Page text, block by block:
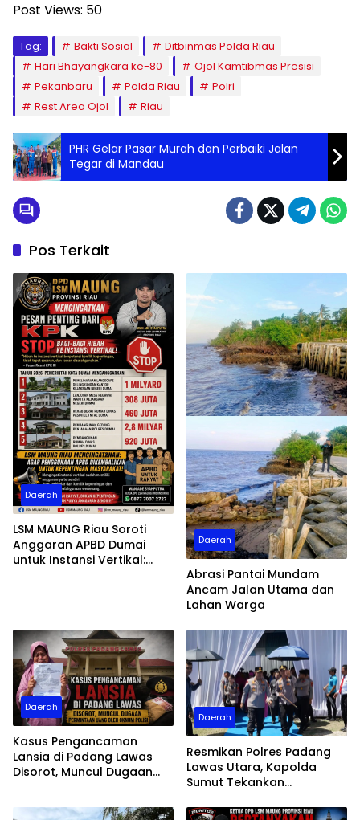
Post Views: 50
Tag: Bakti Sosial
Ditbinmas Polda Riau
Hari Bhayangkara ke-80
Ojol Kamtibmas Presisi
Pekanbaru
Polda Riau
Polri
Rest Area Ojol
Riau
PHR Gelar Pasar Murah dan Perbaiki Jalan
Tegar di Mandau
Pos Terkait
Daerah
LSM MAUNG Riau Soroti
Anggaran APBD Dumai
untuk Instansi Vertikal:
Daerah
Abrasi Pantai Mundam
Ancam Jalan Utama dan
Lahan Warga
Daerah
Kasus Pengancaman
Lansia di Padang Lawas
Disorot, Muncul Dugaan
Daerah
Resmikan Polres Padang
Lawas Utara, Kapolda
Sumut Tekankan